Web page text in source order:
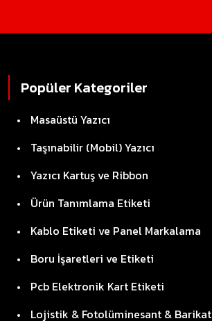
Popüler Kategoriler
Masaüstü Yazıcı
Taşınabilir (Mobil) Yazıcı
Yazıcı Kartuş ve Ribbon
Ürün Tanımlama Etiketi
Kablo Etiketi ve Panel Markalama
Boru İşaretleri ve Etiketi
Pcb Elektronik Kart Etiketi
Lojistik & Fotolüminesant & Barikat